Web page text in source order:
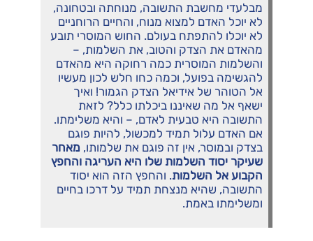
מבלעדי מחשבת התשובה, מנוחתה ובטחונה,
לא יוכל האדם למצוא מנוח, והחיים הרוחניים
לא יוכלו להתפתח בעולם. החוש המוסרי תובע
מהאדם את הצדק והטוב, את השלמות, –
והשלמות המוסרית כמה רחוקה היא מהאדם
להגשימה בפועל, וכמה כחו חלש לכון מעשיו
אל הטוהר של אידיאל הצדק הגמור! ואיך
ישאף אל מה שאיננו ביכלתו כלל? לזאת
התשובה היא טבעית לאדם, – והיא משלימתו.
אם האדם עלול תמיד למכשול, להיות פוגם
בצדק ובמוסר, אין זה פוגם את שלמותו, מאחר
שעיקר יסוד השלמות שלו היא העריגה והחפץ
הקבוע אל השלמות. והחפץ הזה הוא יסוד
התשובה, שהיא מנצחת תמיד על דרכו בחיים
ומשלימתו באמת.